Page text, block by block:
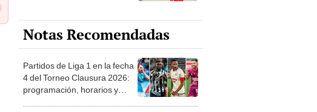
Notas Recomendadas
Partidos de Liga 1 en la fecha
4 del Torneo Clausura 2026:
programación, horarios y